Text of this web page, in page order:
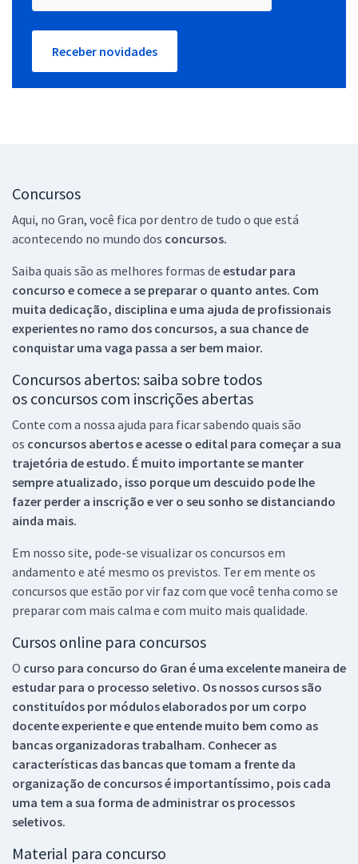
Receber novidades
Concursos
Aqui, no Gran, você fica por dentro de tudo o que está
acontecendo no mundo dos concursos.
Saiba quais são as melhores formas de estudar para
concurso e comece a se preparar o quanto antes. Com
muita dedicação, disciplina e uma ajuda de profissionais
experientes no ramo dos concursos, a sua chance de
conquistar uma vaga passa a ser bem maior.
Concursos abertos: saiba sobre todos
os concursos com inscrições abertas
Conte com a nossa ajuda para ficar sabendo quais são
os concursos abertos e acesse o edital para começar a sua
trajetória de estudo. É muito importante se manter
sempre atualizado, isso porque um descuido pode lhe
fazer perder a inscrição e ver o seu sonho se distanciando
ainda mais.
Em nosso site, pode-se visualizar os concursos em
andamento e até mesmo os previstos. Ter em mente os
concursos que estão por vir faz com que você tenha como se
preparar com mais calma e com muito mais qualidade.
Cursos online para concursos
O curso para concurso do Gran é uma excelente maneira de
estudar para o processo seletivo. Os nossos cursos são
constituídos por módulos elaborados por um corpo
docente experiente e que entende muito bem como as
bancas organizadoras trabalham. Conhecer as
características das bancas que tomam a frente da
organização de concursos é importantíssimo, pois cada
uma tem a sua forma de administrar os processos
seletivos.
Material para concurso